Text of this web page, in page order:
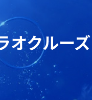
クルー